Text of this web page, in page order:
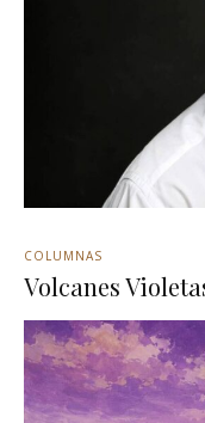
COLUMNAS
Volcanes